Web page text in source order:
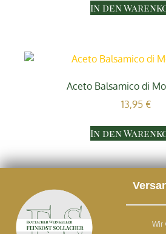
In den
Aceto Balsamico di
13,95 €
In den
Wir